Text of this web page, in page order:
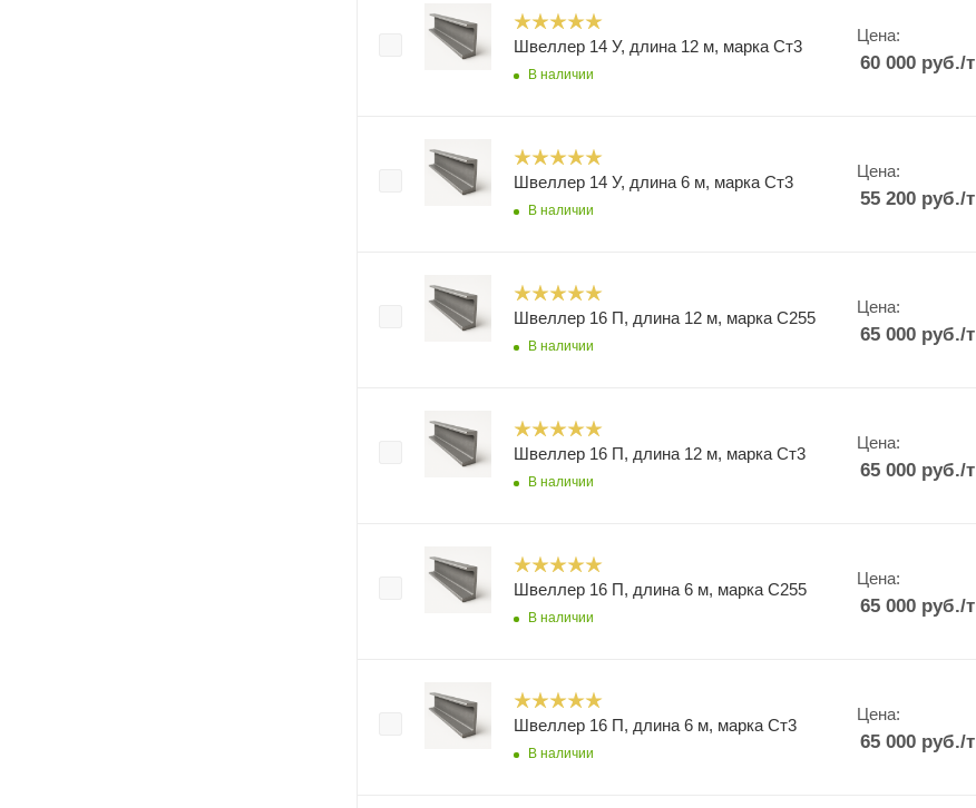
Швеллер 14 У, длина 12 м, марка Ст3
В наличии
Цена:
60 000руб./т
Швеллер 14 У, длина 6 м, марка Ст3
В наличии
Цена:
55 200руб./т
Швеллер 16 П, длина 12 м, марка С255
В наличии
Цена:
65 000руб./т
Швеллер 16 П, длина 12 м, марка Ст3
В наличии
Цена:
65 000руб./т
Швеллер 16 П, длина 6 м, марка С255
В наличии
Цена:
65 000руб./т
Швеллер 16 П, длина 6 м, марка Ст3
В наличии
Цена:
65 000руб./т